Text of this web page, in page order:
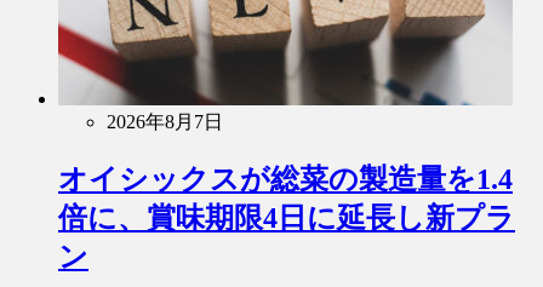
2026年8月7日
オイシックスが総菜の製造量を1.4
倍に、賞味期限4日に延長し新プラ
ン